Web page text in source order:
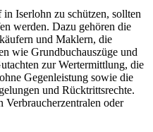
Iserlohn zu schützen, sollten
werden. Dazu gehören die
und Maklern, die
wie Grundbuchauszüge und
zur Wertermittlung, die
Gegenleistung sowie die
und Rücktrittsrechte.
Verbraucherzentralen oder